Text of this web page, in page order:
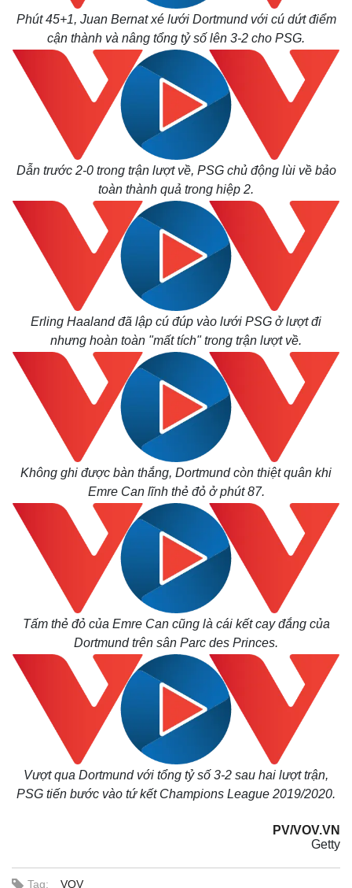
Kinh tế
Bất động sản
Khởi nghiệp
Thị trường
Giá vàng
Tiêu dùng
Tỷ giá
Chứng khoán
Giá cà phê
Tin nóng
Phút 45+1, Juan Bernat xé lưới Dortmund với cú dứt điểm
cận thành và nâng tổng tỷ số lên 3-2 cho PSG.
Dẫn trước 2-0 trong trận lượt về, PSG chủ động lùi về bảo
toàn thành quả trong hiệp 2.
Erling Haaland đã lập cú đúp vào lưới PSG ở lượt đi
nhưng hoàn toàn "mất tích" trong trận lượt về.
Không ghi được bàn thắng, Dortmund còn thiệt quân khi
Emre Can lĩnh thẻ đỏ ở phút 87.
Tấm thẻ đỏ của Emre Can cũng là cái kết cay đắng của
Dortmund trên sân Parc des Princes.
Vượt qua Dortmund với tổng tỷ số 3-2 sau hai lượt trận,
PSG tiến bước vào tứ kết Champions League 2019/2020.
PV/VOV.VN
Getty
Tag: VOV